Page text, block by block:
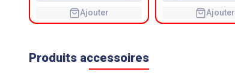
Ajouter Ajouter
Produits accessoires